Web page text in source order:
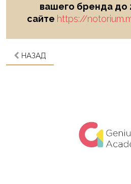
вашего бренда до
сайте https://
НАЗАД